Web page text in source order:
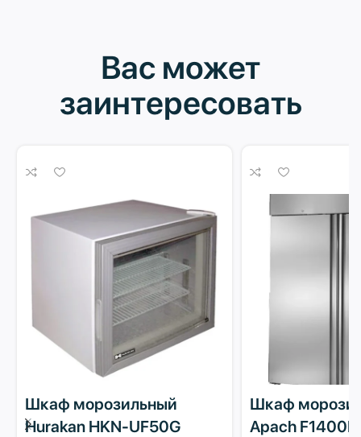
Вас может
заинтересовать
Шкаф морозильный
Hurakan HKN-UF50G
Шкаф
Apach